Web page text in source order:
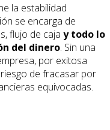
la estabilidad
se encarga de
flujo de caja y todo lo
del dinero. Sin una
por exitosa
de fracasar por
equivocadas.